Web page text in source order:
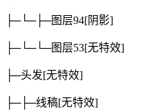
├─└─├─图层94[阴影]
├─└─└─图层53[无特效]
├─头发[无特效]
├─├─线稿[无特效]